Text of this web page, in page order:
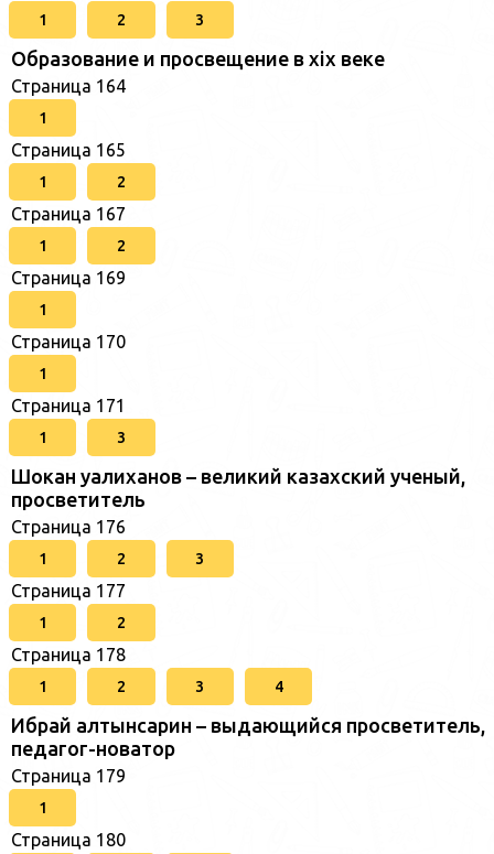
1 2 3
Образование и просвещение в xix веке
Страница 164
1
Страница 165
1 2
Страница 167
1 2
Страница 169
1
Страница 170
1
Страница 171
1 3
Шокан уалиханов – великий казахский ученый,
просветитель
Страница 176
1 2 3
Страница 177
1 2
Страница 178
1 2 3 4
Ибрай алтынсарин – выдающийся просветитель,
педагог-новатор
Страница 179
1
Страница 180